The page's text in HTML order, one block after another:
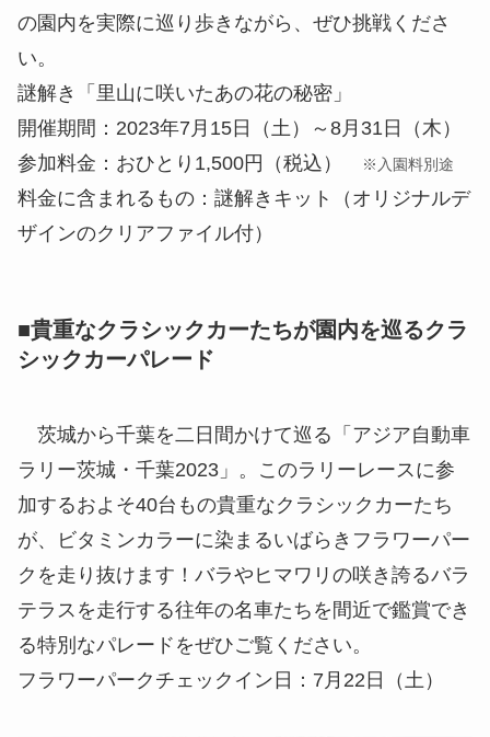
の園内を実際に巡り歩きながら、ぜひ挑戦くださ
い。
謎解き「里山に咲いたあの花の秘密」
開催期間：2023年7月15日（土）～8月31日（木）
参加料金：おひとり1,500円（税込）
※入園料別途
料金に含まれるもの：謎解きキット（オリジナルデ
ザインのクリアファイル付）
■貴重なクラシックカーたちが園内を巡るクラ
シックカーパレード
茨城から千葉を二日間かけて巡る「アジア自動車
ラリー茨城・千葉2023」。このラリーレースに参
加するおよそ40台もの貴重なクラシックカーたち
が、ビタミンカラーに染まるいばらきフラワーパー
クを走り抜けます！バラやヒマワリの咲き誇るバラ
テラスを走行する往年の名車たちを間近で鑑賞でき
る特別なパレードをぜひご覧ください。
フラワーパークチェックイン日：7月22日（土）